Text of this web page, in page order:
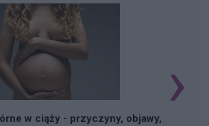
w ciąży - przyczyny, objawy,
›